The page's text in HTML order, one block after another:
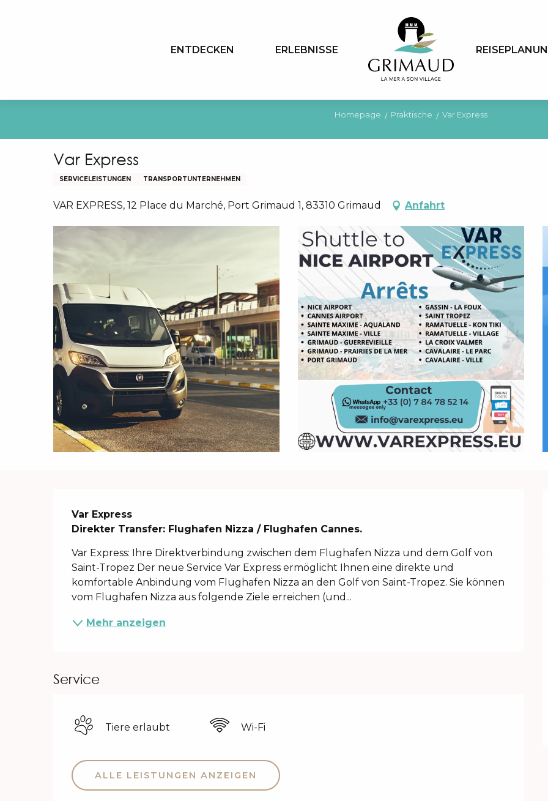
ENTDECKEN ERLEBNISSE
Homepage Praktische Var Express
Var Express
SERVICELEISTUNGEN TRANSPORTUNTERNEHMEN
VAR EXPRESS, 12 Place du Marché, Port Grimaud 1, 83310 Grimaud Anfahrt
Beschreibung
Var Express
Direkter Transfer: Flughafen Nizza / Flughafen Cannes.
Var Express: Ihre Direktverbindung zwischen dem Flughafen Nizza und dem Golf von
Saint-Tropez Der neue Service Var Express ermöglicht Ihnen eine direkte und
komfortable Anbindung vom Flughafen Nizza an den Golf von Saint-Tropez. Sie können
vom Flughafen Nizza aus folgende Ziele erreichen (und...
Mehr anzeigen
Service
Tiere erlaubt Wi-Fi
ALLE LEISTUNGEN ANZEIGEN